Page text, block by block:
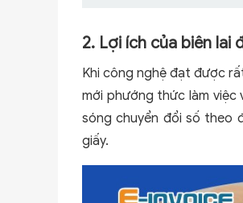
2. Lợi ích của biên lai
Khi công nghệ đạt được
mới phướng thức làm
sóng chuyển đổi số theo
giấy.